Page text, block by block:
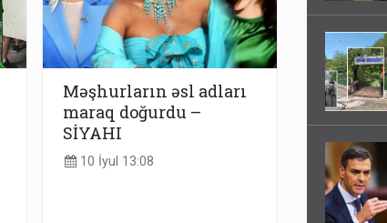
Məşhurların əsl adları
maraq doğurdu –
SİYAHI
10 İyul 13:08